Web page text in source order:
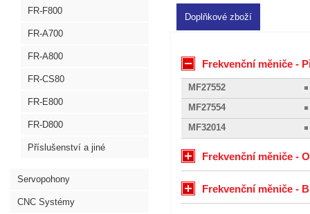
FR-F800
FR-A700
FR-A800
FR-CS80
FR-E800
FR-D800
Příslušenství a jiné
Servopohony
CNC Systémy
Doplňkové zboží
Frekvenční měniče -
MF27552
MF27554
MF32014
Frekvenční měniče -
Frekvenční měniče -